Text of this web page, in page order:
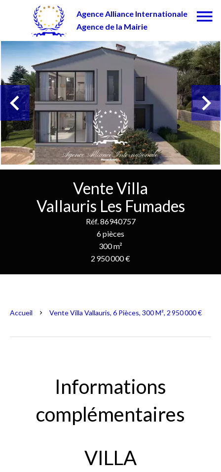
Agence Alliance Internationale
Agence de la Mairie
Vente Villa
Vallauris Les Fumades
Réf. 86940757
6 pièces
300 m²
2 950 000 €
Accueil Vente Villa Vallauris, 6 Pièces, 300 M², 2 950 000 €
Informations
complémentaires
VILLA